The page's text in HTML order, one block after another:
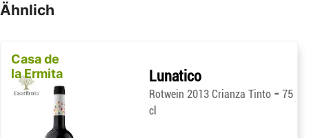
Ähnlich
Casa de
la Ermita
Lunatico
Rotwein 2013 Crianza Tinto -75
cl